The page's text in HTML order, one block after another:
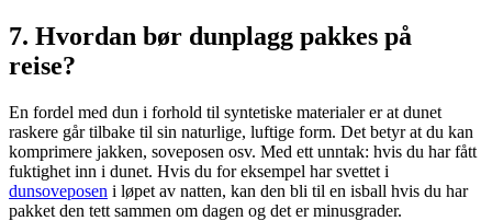
7. Hvordan bør dunplagg pakkes på
reise?
En fordel med dun i forhold til syntetiske materialer er at dunet
raskere går tilbake til sin naturlige, luftige form. Det betyr at du kan
komprimere jakken, soveposen osv. Med ett unntak: hvis du har fått
fuktighet inn i dunet. Hvis du for eksempel har svettet i
dunsoveposen i løpet av natten, kan den bli til en isball hvis du har
pakket den tett sammen om dagen og det er minusgrader.